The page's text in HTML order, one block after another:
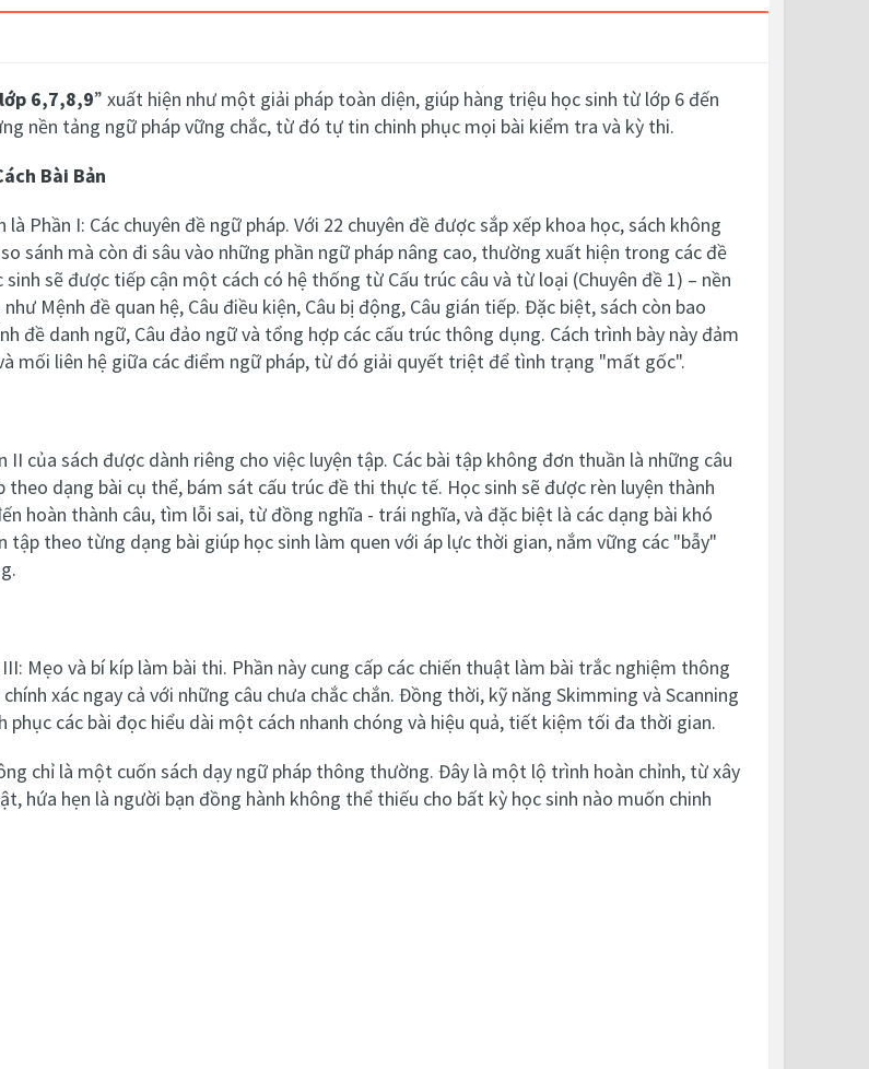
6,7,8,9” xuất hiện như một giải pháp toàn diện, giúp hàng triệu học sinh từ lớp 6 đến
nền tảng ngữ pháp vững chắc, từ đó tự tin chinh phục mọi bài kiểm tra và kỳ thi.
Bài Bản
Phần I: Các chuyên đề ngữ pháp. Với 22 chuyên đề được sắp xếp khoa học, sách không
sánh mà còn đi sâu vào những phần ngữ pháp nâng cao, thường xuất hiện trong các đề
sẽ được tiếp cận một cách có hệ thống từ Cấu trúc câu và từ loại (Chuyên đề 1) – nền
Mệnh đề quan hệ, Câu điều kiện, Câu bị động, Câu gián tiếp. Đặc biệt, sách còn bao
đề danh ngữ, Câu đảo ngữ và tổng hợp các cấu trúc thông dụng. Cách trình bày này đảm
mối liên hệ giữa các điểm ngữ pháp, từ đó giải quyết triệt để tình trạng "mất gốc".
của sách được dành riêng cho việc luyện tập. Các bài tập không đơn thuần là những câu
dạng bài cụ thể, bám sát cấu trúc đề thi thực tế. Học sinh sẽ được rèn luyện thành
hoàn thành câu, tìm lỗi sai, từ đồng nghĩa - trái nghĩa, và đặc biệt là các dạng bài khó
tập theo từng dạng bài giúp học sinh làm quen với áp lực thời gian, nắm vững các "bẫy"
Mẹo và bí kíp làm bài thi. Phần này cung cấp các chiến thuật làm bài trắc nghiệm thông
xác ngay cả với những câu chưa chắc chắn. Đồng thời, kỹ năng Skimming và Scanning
các bài đọc hiểu dài một cách nhanh chóng và hiệu quả, tiết kiệm tối đa thời gian.
chỉ là một cuốn sách dạy ngữ pháp thông thường. Đây là một lộ trình hoàn chỉnh, từ xây
hứa hẹn là người bạn đồng hành không thể thiếu cho bất kỳ học sinh nào muốn chinh